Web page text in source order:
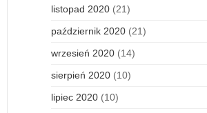
listopad 2020 (21)
październik 2020 (21)
wrzesień 2020 (14)
sierpień 2020 (10)
lipiec 2020 (10)